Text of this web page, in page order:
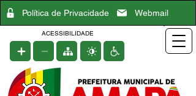
Política de Privacidade Webmail
ACESSIBILIDADE